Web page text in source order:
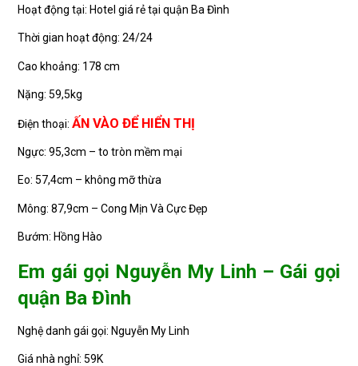
Hoạt động tại: Hotel giá rẻ tại quận Ba Đình
Thời gian hoạt động: 24/24
Cao khoảng: 178 cm
Nặng: 59,5kg
Điện thoại:ẤN VÀO ĐỂ HIỂN THỊ
Ngực: 95,3cm – to tròn mềm mại
Eo: 57,4cm – không mỡ thừa
Mông: 87,9cm – Cong Mịn Và Cực Đẹp
Bướm: Hồng Hào
Em gái gọi Nguyễn My Linh – Gái gọi
quận Ba Đình
Nghệ danh gái gọi: Nguyễn My Linh
Giá nhà nghỉ: 59K